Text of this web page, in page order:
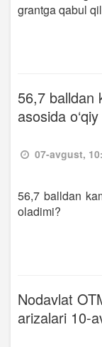
grantga qabul
56,7 balldan
asosida
07-avgust,
56,7 balldan
oladimi?
Nodavlat
arizalari 10-